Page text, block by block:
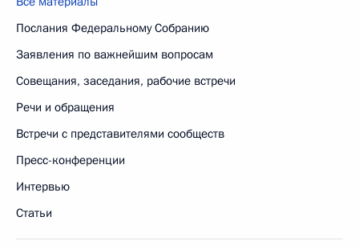
Послания Федеральному Собранию
Заявления по важнейшим вопросам
Совещания, заседания, рабочие встречи
Речи и обращения
Встречи с представителями сообществ
Пресс-конференции
Интервью
Статьи